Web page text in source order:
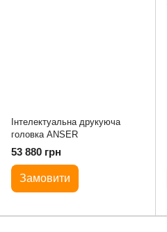
Інтелектуальна друкуюча
головка ANSER
53 880 грн
Замовити